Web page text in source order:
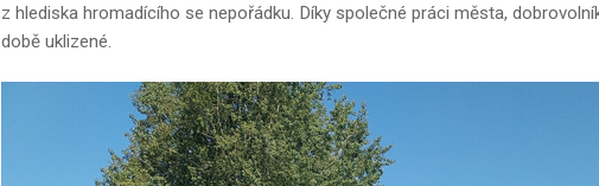
z hlediska hromadícího se nepořádku. Díky společné práci města,
době uklizené.